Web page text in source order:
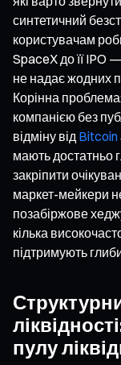
синтетичний
користувачам
SpaceX до її IPO
не надає жодних
Корінна
компанією без
відміну від Bitcoin
мають достатньо
закріпити
маркет-мейкери
позабіржове
кілька
підтримують
пулу